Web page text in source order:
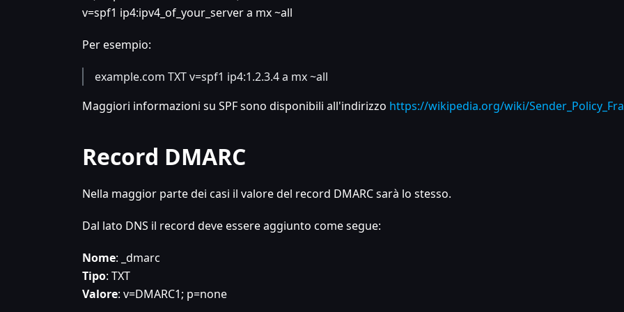
v=spf1 ip4:ipv4_of_your_servera mx ~all
Per esempio:
example.com TXT v=spf1 ip4:1.2.3.4 a mx ~all
Maggiori informazioni su SPF sono disponibili all'indirizzo https://wikipedia.org/wiki/
Record DMARC
Nella maggior parte dei casi il valore del record DMARC sarà lo stesso.
Dal lato DNS il record deve essere aggiunto come segue:
Nome: _dmarc
Tipo: TXT
Valore: v=DMARC1; p=none